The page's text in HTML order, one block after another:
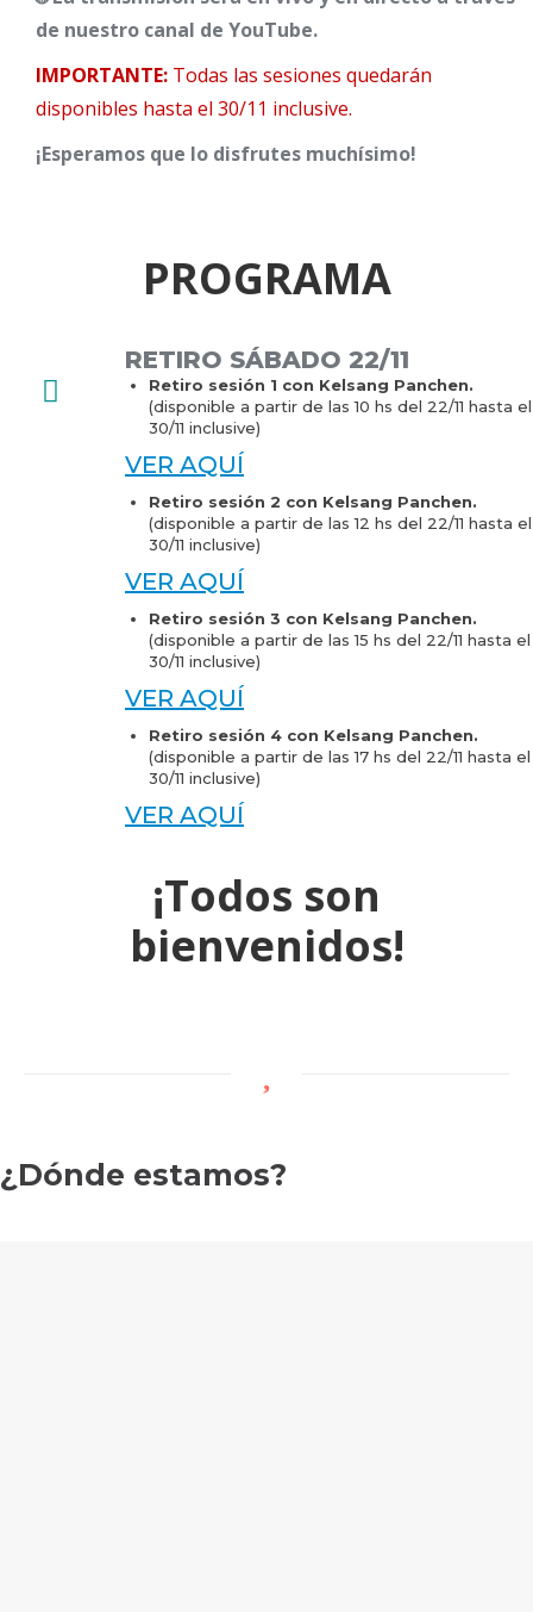
de nuestro canal de YouTube.
IMPORTANTE: Todas las sesiones quedarán
disponibles hasta el 30/11 inclusive.
¡Esperamos que lo disfrutes muchísimo!
PROGRAMA
RETIRO SÁBADO 22/11
Retiro sesión 1 con Kelsang Panchen.
(disponible a partir de las 10 hs del 22/11 hasta el
30/11 inclusive)
VER AQUÍ
Retiro sesión 2 con Kelsang Panchen.
(disponible a partir de las 12 hs del 22/11 hasta el
30/11 inclusive)
VER AQUÍ
Retiro sesión 3 con Kelsang Panchen.
(disponible a partir de las 15 hs del 22/11 hasta el
30/11 inclusive)
VER AQUÍ
Retiro sesión 4 con Kelsang Panchen.
(disponible a partir de las 17 hs del 22/11 hasta el
30/11 inclusive)
VER AQUÍ
¡Todos son
bienvenidos!
¿Dónde estamos?